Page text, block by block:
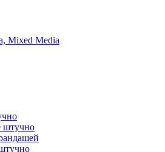
Mixed Media
штучно